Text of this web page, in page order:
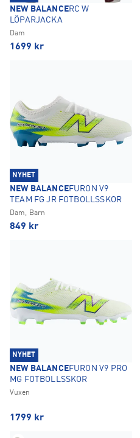
NEW BALANCERC W
LÖPARJACKA
Dam
1699 kr
NYHET
NEW BALANCEFURON V9
TEAM FG JR FOTBOLLSSKOR
Dam, Barn
849 kr
NYHET
NEW BALANCEFURON V9 PRO
MG FOTBOLLSSKOR
Vuxen
1799 kr